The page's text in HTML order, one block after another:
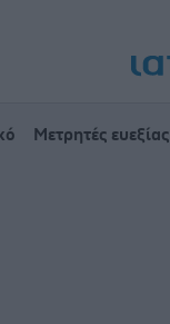
Μετρητές ευεξίας